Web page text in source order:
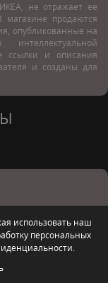
не отражает ее
магазине продаются
опубликованные на
ссылки и описания
и созданы для
Севастополь, ул.
Курортная, д. 4 офис 2
использовать наш
персональных
.